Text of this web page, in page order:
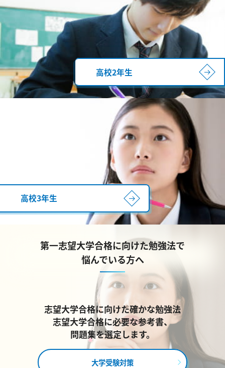
高校2年生
高校3年生
第一志望大学合格に向けた勉強法で
悩んでいる方へ
志望大学合格に向けた確かな勉強法
志望大学合格に必要な参考書、
問題集を選定します。
大学受験対策